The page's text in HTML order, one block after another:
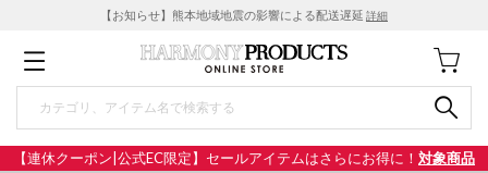
【お知らせ】熊本地域地震の影響による配送遅延 詳細
【連休クーポン|公式EC限定】セールアイテムはさらにお得に！ 対象商品